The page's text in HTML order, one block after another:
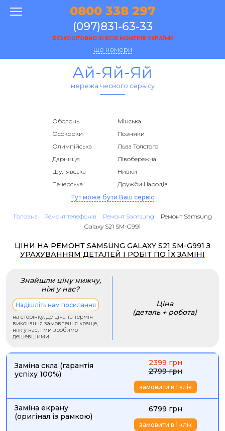
0800 338 297
(097)831-63-33
БЕЗКОШТОВНО ЗІ ВСІХ НОМЕРІВ УКРАЇНИ
ще номери
Ай-Яй-Яй
мережа чесного сервісу
Оболонь
Мінська
Осокорки
Позняки
Олимпійська
Льва Толстого
Дарниця
Лівобережна
Шулявська
Нивки
Печерська
Дружби Народів
Тут може бути Ваш сервіс
Головна Ремонт телефонів Ремонт Samsung
Ремонт Samsung
Galaxy S21 SM-G991
ЦІНИ НА РЕМОНТ SAMSUNG GALAXY S21 SM-G991 З
УРАХУВАННЯМ ДЕТАЛЕЙ І РОБІТ ПО ЇХ ЗАМІНІ
Знайшли ціну нижчу,
ніж у нас?
Надішліть нам посилання
на сторінку, де ціна та термін
виконання замовлення краще,
ніж у нас, і ми зробимо
дешевшими
Ціна
(деталь + робота)
Заміна скла (гарантія
успіху 100%)
2399 грн
2799 грн
замовити в 1 клік
Заміна екрану
(оригінал із рамкою)
6799 грн
замовити в 1 клік